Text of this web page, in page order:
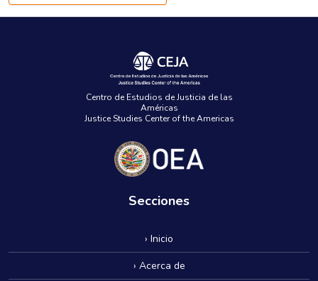
Centro de Estudios de Justicia de las
Américas
Justice Studies Center of the Americas
Secciones
› Inicio
› Acerca de